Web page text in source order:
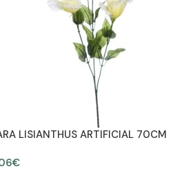
LISIANTHUS ARTIFICIAL 70CM
€